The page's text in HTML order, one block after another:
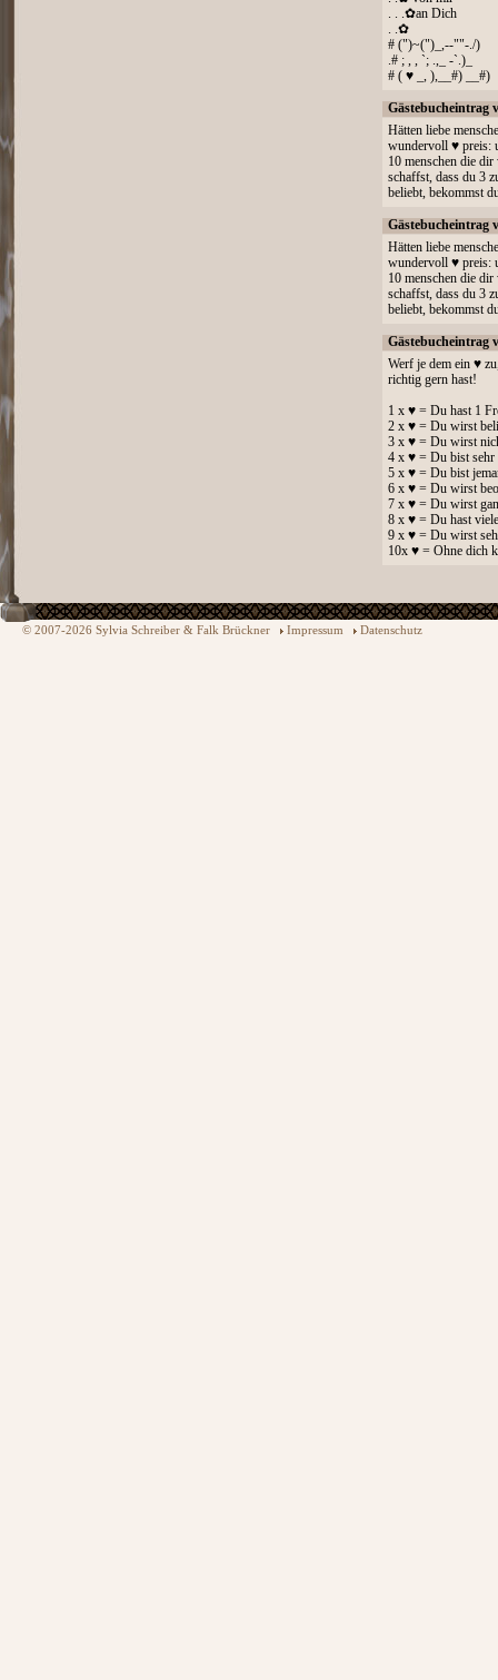
. . .✿an Dich
. .✿
# (")~(")_,--""-./)
.# ; , , `; .,_ -`.)_
# ( ♥ _, ),__#) __#)
Gästebucheintrag
Hätten liebe
wundervoll ♥ preis:
10 menschen die
schaffst, dass du 3
beliebt, bekommst
Gästebucheintrag
Hätten liebe
wundervoll ♥ preis:
10 menschen die
schaffst, dass du 3
beliebt, bekommst
Gästebucheintrag
Werf je dem ein ♥
richtig gern hast!
1 x ♥ = Du hast 1
2 x ♥ = Du wirst
3 x ♥ = Du wirst
4 x ♥ = Du bist sehr
5 x ♥ = Du bist
6 x ♥ = Du wirst
7 x ♥ = Du wirst
8 x ♥ = Du hast
9 x ♥ = Du wirst
10x ♥ = Ohne dich
© 2007-2026 Sylvia Schreiber & Falk Brückner Impressum Datenschutz